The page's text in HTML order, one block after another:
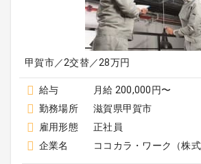
甲賀市／2交替／28万円
給与
月給 200,000円〜
勤務場所
滋賀県甲賀市
雇用形態
正社員
企業名
ココカラ・ワーク（株